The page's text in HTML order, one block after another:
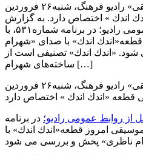
برنامه«با كاروان شعر و موسیقی» رادیو فرهنگ، شنبه۲۶ فروردین
اندك » اختصاص دارد. به گزارش
خبرآوا و به نقل از روابط عمومی رادیو؛ در برنامه شماره۵۳۱، با
اندك» با صدای «شهرام
«اندك اندك» تصنیفی است از
ساخته‌های شهرام […]
برنامه«با كاروان شعر و موسیقی» رادیو فرهنگ، شنبه۲۶ فروردین
از روابط عمومی رادیو؛ در برنامه
شعر ‌وموسیقی امروز قطعه«اندك اندك» با